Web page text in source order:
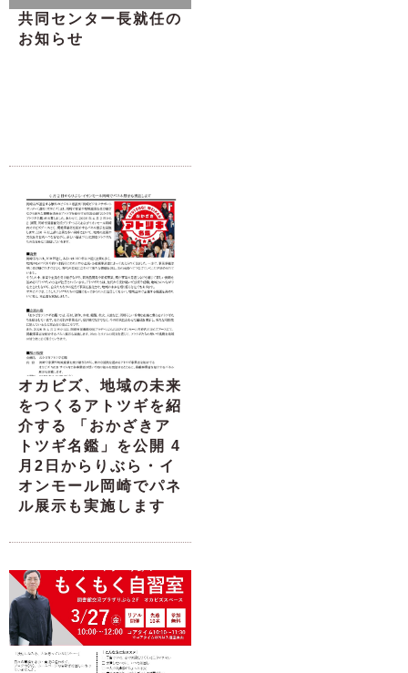
共同センター長就任の
お知らせ
オカビズ、地域の未来
をつくるアトツギを紹
介する 「おかざきア
トツギ名鑑」を公開 4
月2日からりぶら・イ
オンモール岡崎でパネ
ル展示も実施します